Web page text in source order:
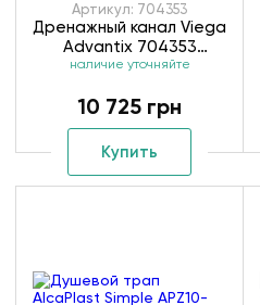
Артикул: 704353
Дренажный канал Viega
Advantix 704353
(4965.20 ) с дизайн
наличие уточняйте
10 725 грн
Купить